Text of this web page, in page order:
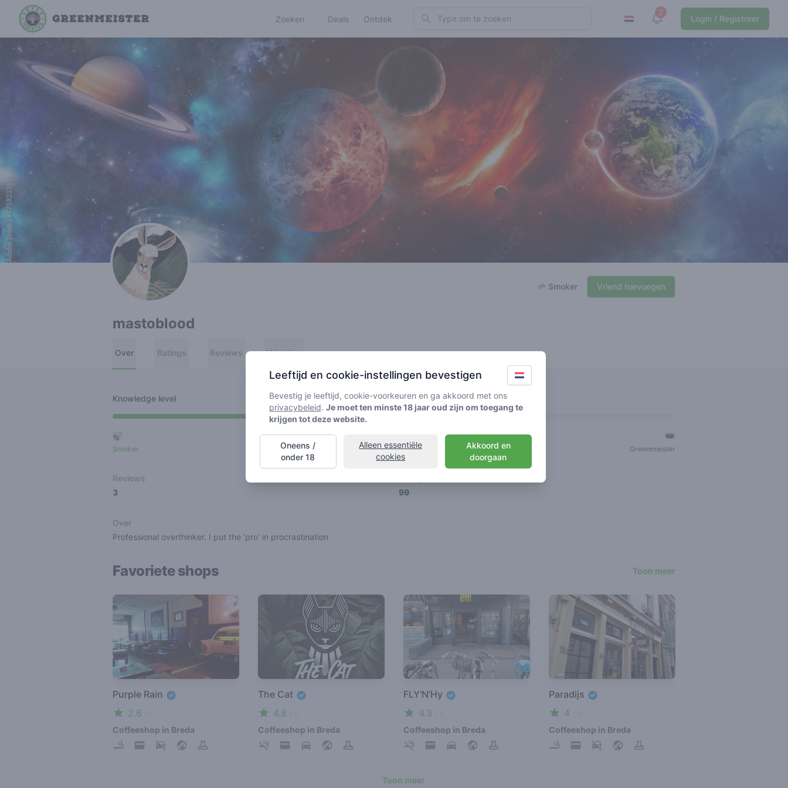
Zoeken Deals Ontdek Search 2
View notifications
Login / Registreer
🌱 Smoker Vriend toevoegen
mastoblood
Over Ratings Reviews Vrienden
Knowledge level
🍃
Smoker
🌱
Stoner
🚀
Spaceranger
👑
Greenmeister
Reviews
3
99
Over
Professional overthinker. I put the ‘pro’ in procrastination
Favoriete shops Toon meer
Purple Rain
2.6
Coffeeshop in Breda
The Cat
4.8
Coffeeshop in Breda
FLY'N'Hy
4.3
Coffeeshop in Breda
Paradijs
4
Coffeeshop in Breda
Toon meer
Leeftijd en cookie-instellingen bevestigen
Bevestig je leeftijd, cookie-voorkeuren en ga akkoord met ons
privacybeleid. Je moet ten minste 18 jaar oud zijn om toegang te
krijgen tot deze website.
Akkoord en
doorgaan
Alleen essentiële
cookies
Oneens /
onder 18